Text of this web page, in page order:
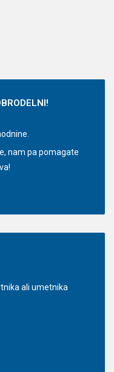
nam pa pomagate
ali umetnika